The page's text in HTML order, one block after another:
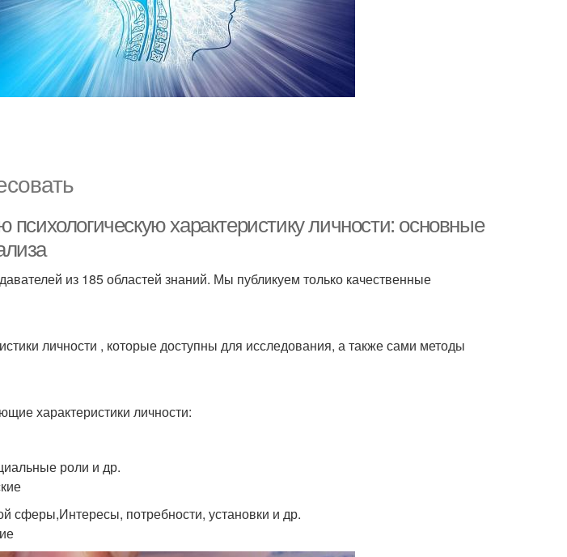
психологическую характеристику личности: основные
из 185 областей знаний. Мы публикуем только качественные
личности , которые доступны для исследования, а также сами методы
характеристики личности:
роли и др.
сферы,Интересы, потребности, установки и др.